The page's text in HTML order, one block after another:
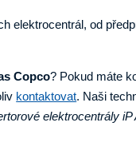
elektrocentrál, od
Copco? Pokud máte
kontaktovat. Naši
elektrocentrály iP